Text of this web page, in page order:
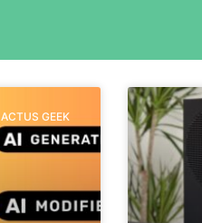
ACTUS GEEK